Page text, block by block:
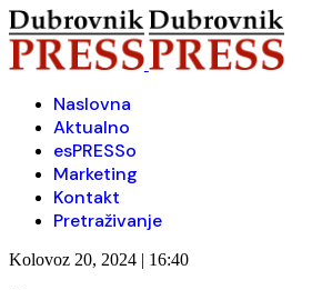
Naslovna
Aktualno
esPRESSo
Marketing
Kontakt
Pretraživanje
Kolovoz 20, 2024 | 16:40